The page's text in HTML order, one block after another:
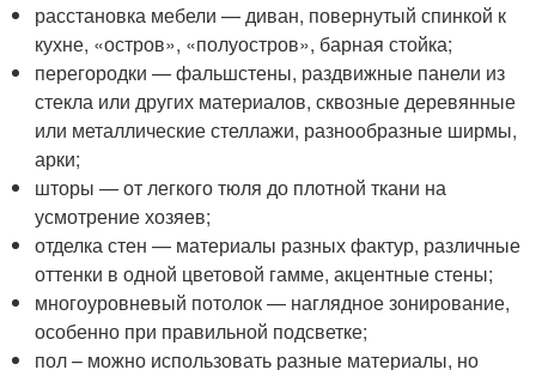
расстановка мебели — диван, повернутый спинкой к
кухне, «остров», «полуостров», барная стойка;
перегородки — фальшстены, раздвижные панели из
стекла или других материалов, сквозные деревянные
или металлические стеллажи, разнообразные ширмы,
арки;
шторы — от легкого тюля до плотной ткани на
усмотрение хозяев;
отделка стен — материалы разных фактур, различные
оттенки в одной цветовой гамме, акцентные стены;
многоуровневый потолок — наглядное зонирование,
особенно при правильной подсветке;
пол – можно использовать разные материалы, но